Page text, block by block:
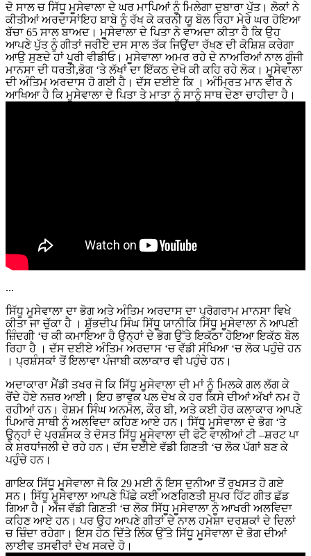
ਦੋ ਸਾਲ ਚ ਸਿੱਧੂ ਮੂਸੇਵਾਲਾ ਦੇ ਘਰ ਮਾਪਿਆਂ ਨੂੰ ਮਿਲੇਗਾ ਦੁਬਾਰਾ ਪੁੱਤ। ਲੋਕਾਂ ਨੇ
ਕੀਤੀਆਂ ਅਰਦਾਸਾਂਇਹ ਬਾਬੇ ਨੂੰ ਰੱਖ ਕੇ ਕਰਨੀ ਯੂ ਬੋਲ ਰਿਹਾ ਮੇਰੇ ਘਰ ਹੋਇਆ
ਬੱਚਾ 65 ਸਾਲ ਬਾਅਦ। ਮੂਸੇਵਾਲਾ ਦੇ ਪਿਤਾ ਨੇ ਵਾਅਦਾ ਕੀਤਾ ਹੈ ਕਿ ਉਹ
ਆਪਣੇ ਪੁੱਤ ਨੂੰ ਗੀਤਾਂ ਜਰੀਏ ਦਸ ਸਾਲ ਤੱਕ ਜਿਉਂਦਾ ਰੱਖਣ ਦੀ ਕੋਸ਼ਿਸ਼ ਕਰੇਗਾ
ਆਉ ਸੁਣਦੇ ਹਾਂ ਪੂਰੀ ਵੀਡੀਓ। ਮੂਸੇਵਾਲਾ ਅਮਰ ਰਹੇ ਦੇ ਨਾਅਰਿਆਂ ਨਾਲ ਗੂੰਜੀ
ਮਾਨਸਾ ਦੀ ਧਰਤੀ,ਭੋਗ ‘ਤੇ ਲੱਖਾਂ ਦਾ ਇੱਕਠ ਦੇਖੋ ਕੀ ਕਹਿ ਰਹੇ ਲੋਕ। ਮੂਸੇਵਾਲਾ
ਦੀ ਅੰਤਿਮ ਅਰਦਾਸ ਹੋ ਗਈ ਹੈ। ਦੱਸ ਦਈਏ ਕਿ । ਅੰਮ੍ਰਿਤ ਮਾਨ ਵੀਰ ਨੇ
ਆਖਿਆ ਹੈ ਕਿ ਮੂਸੇਵਾਲਾ ਦੇ ਪਿਤਾ ਤੇ ਮਾਤਾ ਨੂੰ ਸਾਨੂੰ ਸਾਥ ਦੇਣਾ ਚਾਹੀਦਾ ਹੈ।
...
ਸਿੱਧੂ ਮੂਸੇਵਾਲਾ ਦਾ ਭੋਗ ਅਤੇ ਅੰਤਿਮ ਅਰਦਾਸ ਦਾ ਪ੍ਰੋਗਰਾਮ ਮਾਨਸਾ ਵਿਖੇ
ਕੀਤਾ ਜਾ ਚੁੱਕਾ ਹੈ । ਸ਼ੁੱਭਦੀਪ ਸਿੰਘ ਸਿੱਧੂ ਯਾਨੀਕਿ ਸਿੱਧੂ ਮੂਸੇਵਾਲਾ ਨੇ ਆਪਣੀ
ਜ਼ਿੰਦਗੀ ‘ਚ ਕੀ ਕਮਾਇਆ ਹੈ ਉਨ੍ਹਾਂ ਦੇ ਭੋਗ ਉੱਤੇ ਇਕੱਠਾ ਹੋਇਆ ਇਕੱਠ ਬੋਲ
ਰਿਹਾ ਹੈ । ਦੱਸ ਦਈਏ ਅੰਤਿਮ ਅਰਦਾਸ ‘ਚ ਵੱਡੀ ਸੰਖਿਆ ‘ਚ ਲੋਕ ਪਹੁੰਚੇ ਹਨ
। ਪ੍ਰਸ਼ੰਸਕਾਂ ਤੋਂ ਇਲਾਵਾ ਪੰਜਾਬੀ ਕਲਾਕਾਰ ਵੀ ਪਹੁੰਚੇ ਹਨ।
ਅਦਾਕਾਰਾ ਮੈਂਡੀ ਤਖਰ ਜੋ ਕਿ ਸਿੱਧੂ ਮੂਸੇਵਾਲਾ ਦੀ ਮਾਂ ਨੂੰ ਮਿਲਕੇ ਗਲ ਲੱਗ ਕੇ
ਰੋਂਦੇ ਹੋਏ ਨਜ਼ਰ ਆਈ। ਇਹ ਭਾਵੁਕ ਪਲ ਦੇਖ ਕੇ ਹਰ ਕਿਸੇ ਦੀਆਂ ਅੱਖਾਂ ਨਮ ਹੋ
ਰਹੀਆਂ ਹਨ। ਰੇਸ਼ਮ ਸਿੰਘ ਅਨਮੋਲ, ਕੌਰ ਬੀ, ਅਤੇ ਕਈ ਹੋਰ ਕਲਾਕਾਰ ਆਪਣੇ
ਪਿਆਰੇ ਸਾਥੀ ਨੂੰ ਅਲਵਿਦਾ ਕਹਿਣ ਆਏ ਹਨ। ਸਿੱਧੂ ਮੂਸੇਵਾਲਾ ਦੇ ਭੋਗ ‘ਤੇ
ਉਨ੍ਹਾਂ ਦੇ ਪ੍ਰਸ਼ੰਸਕ ਤੇ ਦੋਸਤ ਸਿੱਧੂ ਮੂਸੇਵਾਲਾ ਦੀ ਫੋਟੋ ਵਾਲੀਆਂ ਟੀ –ਸ਼ਰਟ ਪਾ
ਕੇ ਸ਼ਰਧਾਂਜਲੀ ਦੇ ਰਹੇ ਹਨ। ਦੱਸ ਦਈਏ ਵੱਡੀ ਗਿਣਤੀ ‘ਚ ਲੋਕ ਪੱਗਾਂ ਬਣ ਕੇ
ਪਹੁੰਚੇ ਹਨ।
ਗਾਇਕ ਸਿੱਧੂ ਮੂਸੇਵਾਲਾ ਜੋ ਕਿ 29 ਮਈ ਨੂੰ ਇਸ ਦੁਨੀਆ ਤੋਂ ਰੁਖਸਤ ਹੋ ਗਏ
ਸਨ। ਸਿੱਧੂ ਮੂਸੇਵਾਲਾ ਆਪਣੇ ਪਿੱਛੇ ਕਈ ਅਣਗਿਣਤੀ ਸੁਪਰ ਹਿੱਟ ਗੀਤ ਛੱਡ
ਗਿਆ ਹੈ। ਅੱਜ ਵੱਡੀ ਗਿਣਤੀ ‘ਚ ਲੋਕ ਸਿੱਧੂ ਮੂਸੇਵਾਲਾ ਨੂੰ ਆਖਰੀ ਅਲਵਿਦਾ
ਕਹਿਣ ਆਏ ਹਨ। ਪਰ ਉਹ ਆਪਣੇ ਗੀਤਾਂ ਦੇ ਨਾਲ ਹਮੇਸ਼ਾ ਦਰਸ਼ਕਾਂ ਦੇ ਦਿਲਾਂ
ਚ ਜ਼ਿੰਦਾ ਰਹੇਗਾ। ਇਸ ਹੇਠ ਦਿੱਤੇ ਲਿੰਕ ਉੱਤੇ ਸਿੱਧੂ ਮੂਸੇਵਾਲਾ ਦੇ ਭੋਗ ਦੀਆਂ
ਲਾਈਵ ਤਸਵੀਰਾਂ ਦੇਖ ਸਕਦੇ ਹੋ।